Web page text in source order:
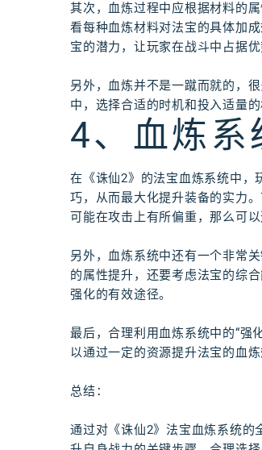
其次，血炼过程中应根据材料的
看每种血炼材料对法宝的具体加
宝的潜力，让玩家在战斗中占据优
另外，血炼并不是一蹴而就的，
中，选择合适的时机和投入适量
4、血炼系
在《诛仙2》的法宝血炼系统中，
巧，从而最大化提升装备的实力
可能在攻击上有所偏重，那么可
另外，血炼系统中还有一个非常
的属性提升，还要考虑法宝的综
强化的有效途径。
最后，合理利用血炼系统中的“强
以通过一定的资源提升法宝的血
总结：
通过对《诛仙2》法宝血炼系统的